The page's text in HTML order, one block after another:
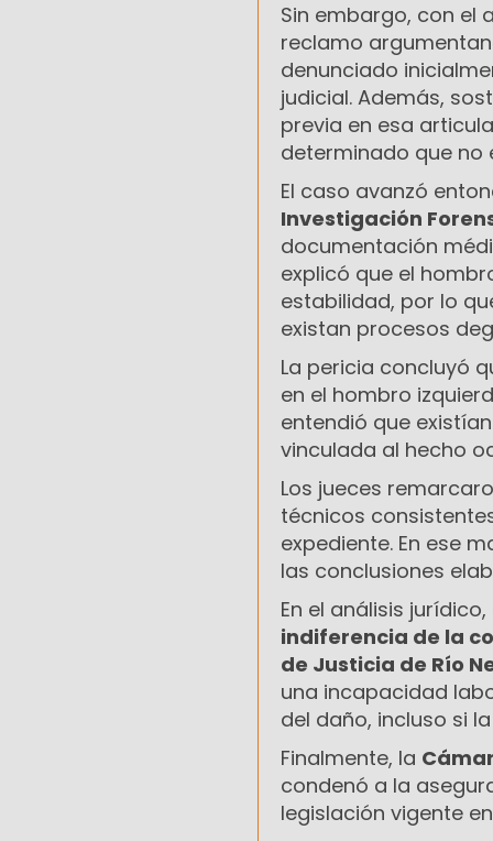
Sin embargo, con el
reclamo
denunciado
judicial. Además,
previa en esa
determinado que no
El caso avanzó
Investigación
documentación
explicó que el
estabilidad, por lo
existan procesos
La pericia concluyó
en el hombro
entendió que
vinculada al hecho
Los jueces
técnicos
expediente. En ese
las conclusiones
En el análisis
indiferencia de la
de Justicia de Río
una incapacidad
del daño, incluso si
Finalmente, la
condenó a la
legislación vigente